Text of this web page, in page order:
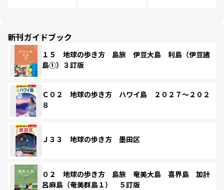
新刊ガイドブック
１５ 地球の歩き方 島旅 伊豆大島 利島（伊豆諸
島①）３訂版
Ｃ０２ 地球の歩き方 ハワイ島 ２０２７～２０２
８
Ｊ３３ 地球の歩き方 墨田区
０２ 地球の歩き方 島旅 奄美大島 喜界島 加計
呂麻島（奄美群島１） ５訂版